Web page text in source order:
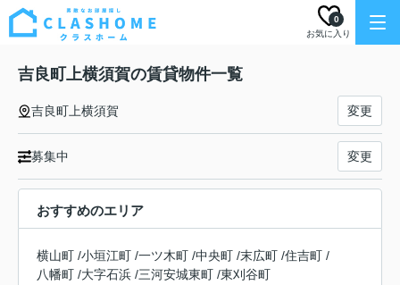
お気に入り
0
吉良町上横須賀の賃貸物件一覧
吉良町上横須賀 変更
募集中 変更
おすすめのエリア
横山町 /小垣江町 /一ツ木町 /中央町 /末広町 /住吉町 /
八幡町 /大字石浜 /三河安城東町 /東刈谷町